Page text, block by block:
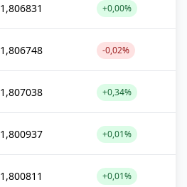
1,806831 +0,00%
1,806748 -0,02%
1,807038 +0,34%
1,800937 +0,01%
1,800811 +0,01%